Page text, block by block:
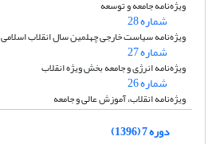
ویژه‌نامه جامعه و توسعه
شماره 28
ویژه‌نامه سیاست خارجی چهلمین سال انقلاب اسلامی
شماره 27
ویژه‌نامه انرژی و جامعه بخش ویژه انقلاب
شماره 26
ویژه‌نامه انقلاب، آموزش عالی و جامعه
دوره 7 (1396)